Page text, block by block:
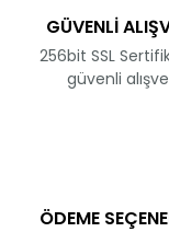
GÜVENLİ
256bit SSL
güvenli
ÖDEME